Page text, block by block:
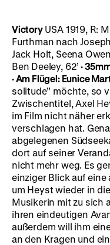
VictoryUSA 1919, R:
Furthman nach
Jack Holt, Seena
Ben Deeley, 62’ ·
·Am Flügel: Eunice
solitude” möchte, so
Zwischentitel, Axel
im Film nicht näher
verschlagen hat.
abgelegenen
dort auf seiner
nicht mehr weg. Es
einziger Blick auf
um Heyst wieder in
Musikerin mit zu sich
ihren eindeutigen
außerdem will ihm
an den Kragen und